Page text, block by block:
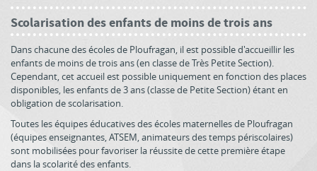
Scolarisation des enfants de moins de trois ans
Dans chacune des écoles de Ploufragan, il est possible d'accueillir les
enfants de moins de trois ans (en classe de Très Petite Section).
Cependant, cet accueil est possible uniquement en fonction des places
disponibles, les enfants de 3 ans (classe de Petite Section) étant en
obligation de scolarisation.
Toutes les équipes éducatives des écoles maternelles de Ploufragan
(équipes enseignantes, ATSEM, animateurs des temps périscolaires)
sont mobilisées pour favoriser la réussite de cette première étape
dans la scolarité des enfants.